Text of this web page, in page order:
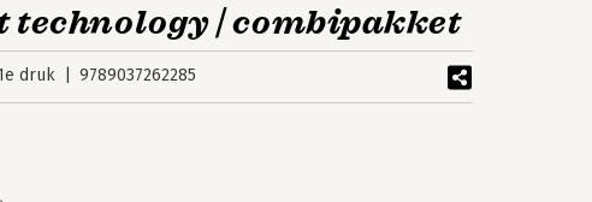
technology | combipakket
druk 9789037262285